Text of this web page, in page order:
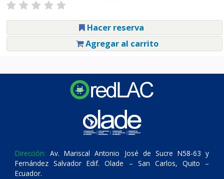
Hacer reserva
Agregar al carrito
Dirección: Av. Mariscal Antonio José de Sucre N58-63 y
Fernández Salvador Edif. Olade – San Carlos, Quito –
Ecuador.